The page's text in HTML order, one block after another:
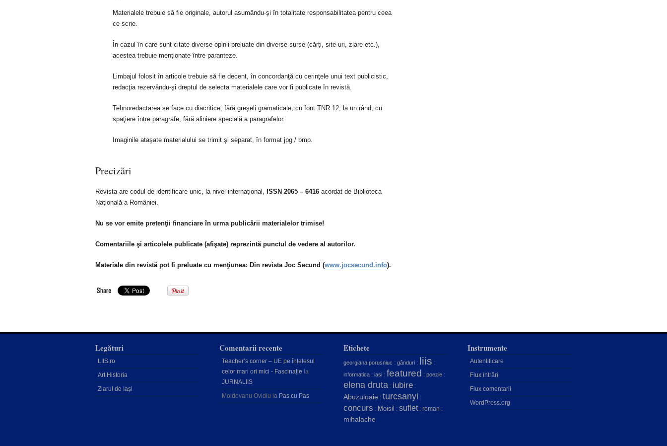
Materialele trebuie să fie originale, autorul asumându-şi în totalitate responsabilitatea pentru ceea
ce scrie.
În cazul în care sunt citate diverse opinii preluate din diverse surse (cărţi, site-uri, ziare etc.),
acestea trebuie menţionate între paranteze.
Limbajul folosit în articole trebuie să fie decent, în concordanţă cu cerinţele unui text publicistic,
redacţia rezervându-şi dreptul de selecta materialele care vor fi publicate în revistă.
Tehnoredactarea se face cu diacritice, fără greşeli gramaticale, cu font TNR 12, la un rând, cu
spaţiere între paragrafe, fără aliniere specială a paragrafelor.
Imaginile ataşate materialului se trimit şi separat, în format jpg / bmp.
Precizări
Revista are codul de identificare unic, la nivel internaţional, ISSN 2065 – 6416 acordat de Biblioteca
Naţională a României.
Nu se vor emite pretenţii financiare în urma publicării materialelor trimise!
Comentariile şi articolele publicate (afişate) reprezintă punctul de vedere al autorilor.
Materiale din revistă pot fi preluate cu menţiunea: Din revista Joc Secund (www.jocsecund.info).
Legături
LIIS.ro
Art Historia
Ziarul de Iași
Comentarii recente
Teacher’s corner – UE pe înțelesul
celor mari ori mici - Fascinație la
JURNALIIS
Moldovanu Ovidiu la Pas cu Pas
Etichete
georgiana porusniuc : gânduri : liis :
informatica : iasi : featured : poezie :
elena druta : iubire :
Abuzuloaie : turcsanyi :
concurs : Moisil : suflet: roman :
mihalache
Instrumente
Autentificare
Flux intrări
Flux comentarii
WordPress.org